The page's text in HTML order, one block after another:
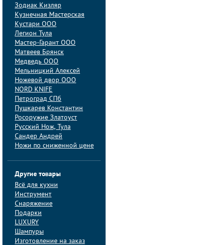
Зодиак Кизляр
Кузнечная Мастерская
Кустари ООО
Легион Тула
Мастер-Гарант ООО
Матвеев Брянск
Медведь ООО
Мельницкий Алексей
Ножевой двор ООО
NORD KNIFE
Петроград СПб
Пушкарев Константин
Росоружие Златоуст
Русский Нож, Тула
Сандер Андрей
Ножи по сниженной цене
Другие товары
Всё для кухни
Инструмент
Снаряжение
Подарки
LUXURY
Шампуры
Изготовление на заказ